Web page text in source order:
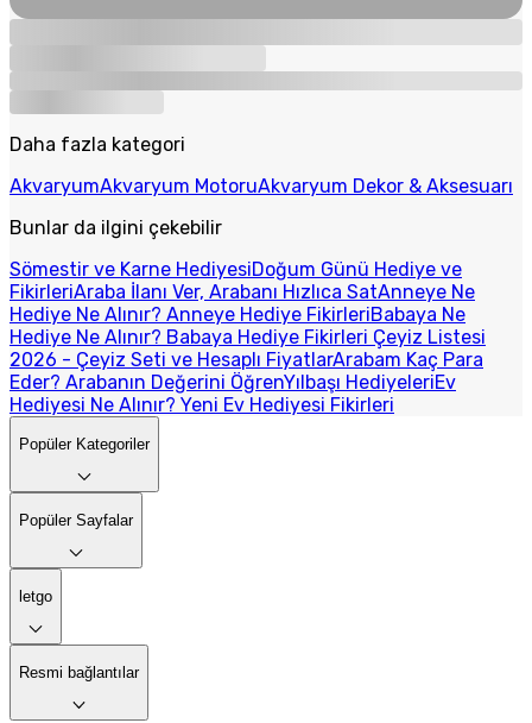
Daha fazla kategori
AkvaryumAkvaryum MotoruAkvaryum Dekor & Aksesuarı
Bunlar da ilgini çekebilir
Sömestir ve Karne HediyesiDoğum Günü Hediye ve
FikirleriAraba İlanı Ver, Arabanı Hızlıca SatAnneye Ne
Hediye Ne Alınır? Anneye Hediye FikirleriBabaya Ne
Hediye Ne Alınır? Babaya Hediye Fikirleri Çeyiz Listesi
2026 - Çeyiz Seti ve Hesaplı FiyatlarArabam Kaç Para
Eder? Arabanın Değerini ÖğrenYılbaşı HediyeleriEv
Hediyesi Ne Alınır? Yeni Ev Hediyesi Fikirleri
Popüler Kategoriler
Popüler Sayfalar
letgo
Resmi bağlantılar